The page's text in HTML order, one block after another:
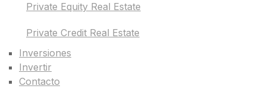
Private Equity Real Estate
Private Credit Real Estate
Inversiones
Invertir
Contacto